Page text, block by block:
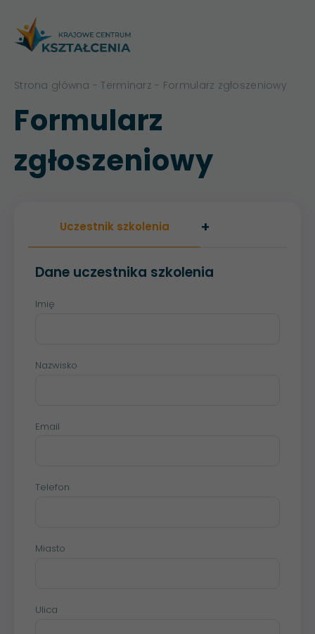
Strona główna -Terminarz - Formularz zgłoszeniowy
Formularz
zgłoszeniowy
Uczestnik szkolenia +
Dane uczestnika szkolenia
Imię
Nazwisko
Email
Telefon
Miasto
Ulica